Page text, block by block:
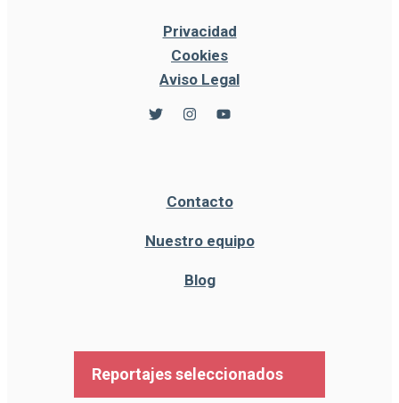
Privacidad
Cookies
Aviso Legal
Contacto
Nuestro equipo
Blog
Reportajes seleccionados